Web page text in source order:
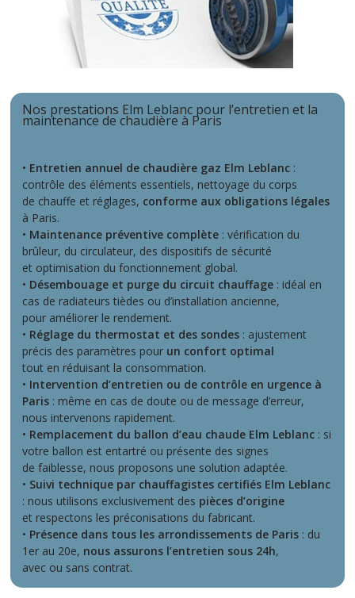
Nos prestations Elm Leblanc pour l’entretien et la
maintenance de chaudière à Paris
• Entretien annuel de chaudière gaz Elm Leblanc :
contrôle des éléments essentiels, nettoyage du corps
de chauffe et réglages, conforme aux obligations légales
à Paris.
• Maintenance préventive complète : vérification du
brûleur, du circulateur, des dispositifs de sécurité
et optimisation du fonctionnement global.
• Désembouage et purge du circuit chauffage : idéal en
cas de radiateurs tièdes ou d’installation ancienne,
pour améliorer le rendement.
• Réglage du thermostat et des sondes : ajustement
précis des paramètres pour un confort optimal
tout en réduisant la consommation.
• Intervention d’entretien ou de contrôle en urgence à
Paris : même en cas de doute ou de message d’erreur,
nous intervenons rapidement.
• Remplacement du ballon d’eau chaude Elm Leblanc : si
votre ballon est entartré ou présente des signes
de faiblesse, nous proposons une solution adaptée.
• Suivi technique par chauffagistes certifiés Elm Leblanc
: nous utilisons exclusivement des pièces d’origine
et respectons les préconisations du fabricant.
• Présence dans tous les arrondissements de Paris : du
1er au 20e, nous assurons l’entretien sous 24h,
avec ou sans contrat.